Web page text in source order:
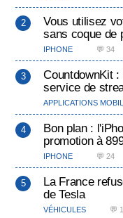
Vous utilisez
sans coque de
IPHONE 💬 34
CountdownKit :
service de
APPLICATIONS
Bon plan :
promotion à
IPHONE 💬 24
La France
de Tesla
VÉHICULES 💬